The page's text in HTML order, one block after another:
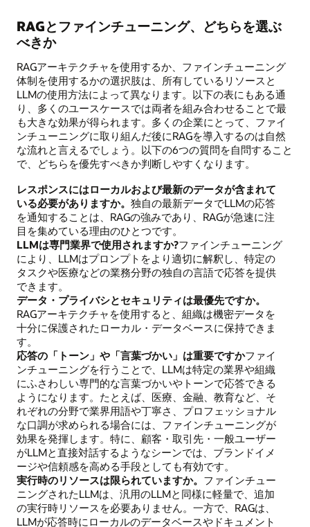
RAGとファインチューニング、どちらを選ぶ
べきか
RAGアーキテクチャを使用するか、ファインチューニング
体制を使用するかの選択肢は、所有しているリソースと
LLMの使用方法によって異なります。以下の表にもある通
り、多くのユースケースでは両者を組み合わせることで最
も大きな効果が得られます。多くの企業にとって、ファイ
ンチューニングに取り組んだ後にRAGを導入するのは自然
な流れと言えるでしょう。以下の6つの質問を自問すること
で、どちらを優先すべきか判断しやすくなります。
レスポンスにはローカルおよび最新のデータが含まれて
いる必要がありますか。 独自の最新データでLLMの応答
を通知することは、RAGの強みであり、RAGが急速に注
目を集めている理由のひとつです。
LLMは専門業界で使用されますか?ファインチューニング
により、LLMはプロンプトをより適切に解釈し、特定の
タスクや医療などの業務分野の独自の言語で応答を提供
できます。
データ・プライバシとセキュリティは最優先ですか。
RAGアーキテクチャを使用すると、組織は機密データを
十分に保護されたローカル・データベースに保持できま
す。
応答の「トーン」や「言葉づかい」は重要ですかファイ
ンチューニングを行うことで、LLMは特定の業界や組織
にふさわしい専門的な言葉づかいやトーンで応答できる
ようになります。たとえば、医療、金融、教育など、そ
れぞれの分野で業界用語や丁寧さ、プロフェッショナル
な口調が求められる場合には、ファインチューニングが
効果を発揮します。特に、顧客・取引先・一般ユーザー
がLLMと直接対話するようなシーンでは、ブランドイメ
ージや信頼感を高める手段としても有効です。
実行時のリソースは限られていますか。 ファインチュー
ニングされたLLMは、汎用のLLMと同様に軽量で、追加
の実行時リソースを必要ありません。一方で、RAGは、
LLMが応答時にローカルのデータベースやドキュメント